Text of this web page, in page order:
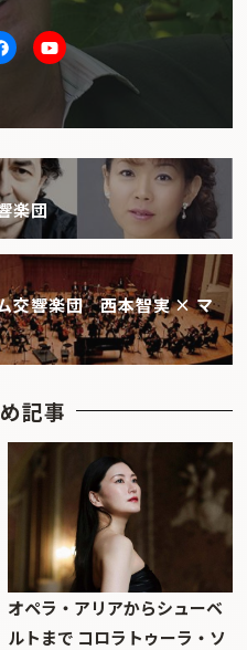
Youtube
楽団
交響楽団 西本智実 × マ
記事
オペラ・アリアからシューベ
ルトまで コロラトゥーラ・ソ